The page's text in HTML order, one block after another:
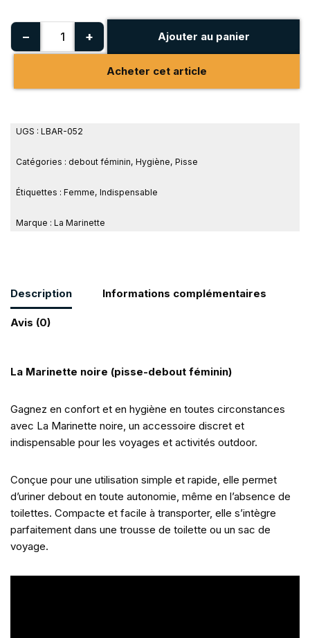
− + Ajouter au panier
Acheter cet article
UGS : LBAR-052
Catégories : debout féminin, Hygiène, Pisse
Étiquettes : Femme, Indispensable
Marque : La Marinette
Description Informations complémentaires
Avis (0)
La Marinette noire (pisse-debout féminin)
Gagnez en confort et en hygiène en toutes circonstances
avec La Marinette noire, un accessoire discret et
indispensable pour les voyages et activités outdoor.
Conçue pour une utilisation simple et rapide, elle permet
d’uriner debout en toute autonomie, même en l’absence de
toilettes. Compacte et facile à transporter, elle s’intègre
parfaitement dans une trousse de toilette ou un sac de
voyage.